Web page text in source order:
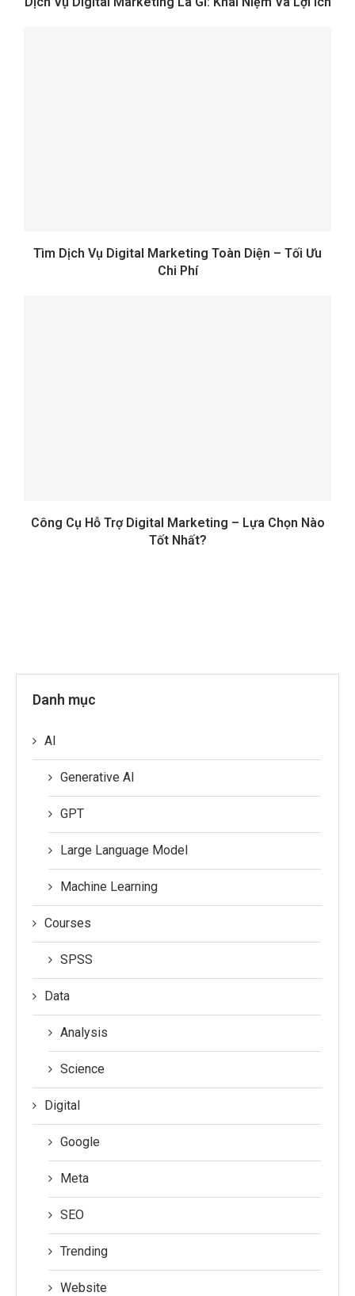
Tìm Dịch Vụ Digital Marketing Toàn Diện – Tối Ưu
Chi Phí
Công Cụ Hỗ Trợ Digital Marketing – Lựa Chọn Nào
Tốt Nhất?
Danh mục
AI
Generative AI
GPT
Large Language Model
Machine Learning
Courses
SPSS
Data
Analysis
Science
Digital
Google
Meta
SEO
Trending
Website